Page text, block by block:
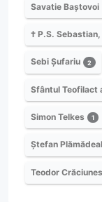
Savatie Baștovoi
† P.S.
Sebi Șufariu 2
Sfântul Teofilact
Simon Telkes 1
Ștefan
Teodor